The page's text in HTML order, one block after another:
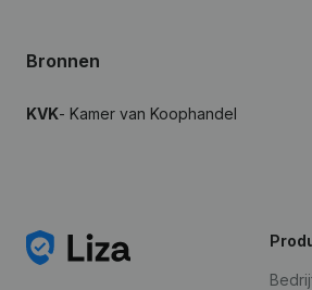
Bronnen
KVK- Kamer van Koophandel